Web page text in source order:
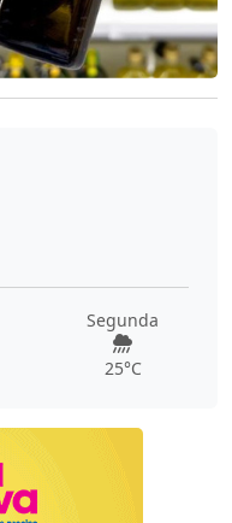
Segunda
25°C